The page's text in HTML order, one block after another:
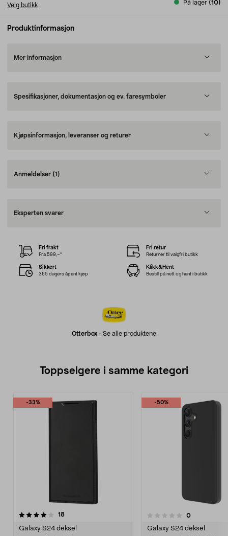
Velg butikk På lager (10)
Produktinformasjon
Mer informasjon
Spesifikasjoner, dokumentasjon og ev. faresymboler
Kjøpsinformasjon, leveranser og returer
Anmeldelser (1)
Eksperten svarer
Otterbox - Se alle produktene
Fri frakt
Fra 599,–*
Fri retur
Returner til valgfri butikk
Sikkert
365 dagers åpent kjøp
Klikk&Hent
Bestill på nett og hent i butikk
Toppselgere i samme kategori
-33%
18anmeldelser
Galaxy S24 deksel
-50%
0.0 av 5 stjerner 0anmeldelser
Galaxy S24 deksel
4.0 av 5 stjerner